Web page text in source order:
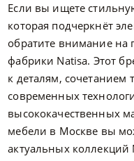
Если вы ищете
которая подчеркнёт
обратите внимание на
фабрики Natisa. Этот
к деталям, сочетанием
современных
высококачественных
мебели в Москве вы
актуальных коллекций